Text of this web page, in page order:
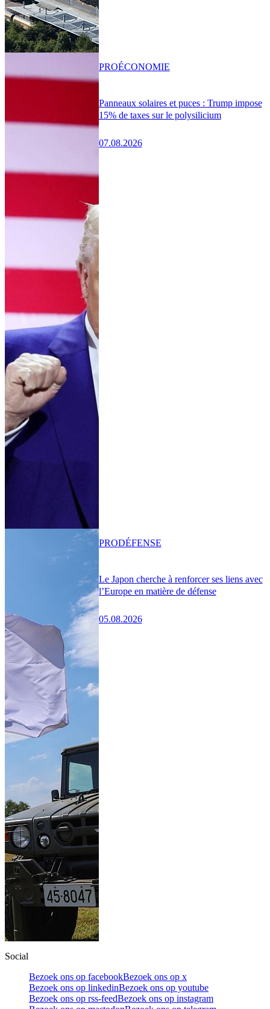
Panneaux solaires et puces : Trump impose
15% de taxes sur le polysilicium
07.08.2026
PROÉCONOMIE
Le Japon cherche à renforcer ses liens avec
l’Europe en matière de défense
05.08.2026
PRODÉFENSE
Social
Bezoek ons op facebookBezoek ons op x
Bezoek ons op linkedinBezoek ons op youtube
Bezoek ons op rss-feedBezoek ons op instagram